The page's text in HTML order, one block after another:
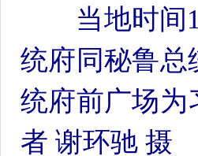
当地时间
统府同秘鲁总
统府前广场为
者 谢环驰 摄